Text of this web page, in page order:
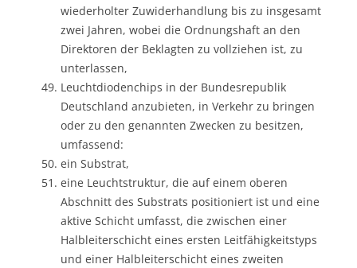
wiederholter Zuwiderhandlung bis zu insgesamt
zwei Jahren, wobei die Ordnungshaft an den
Direktoren der Beklagten zu vollziehen ist, zu
unterlassen,
Leuchtdiodenchips in der Bundesrepublik
Deutschland anzubieten, in Verkehr zu bringen
oder zu den genannten Zwecken zu besitzen,
umfassend:
ein Substrat,
eine Leuchtstruktur, die auf einem oberen
Abschnitt des Substrats positioniert ist und eine
aktive Schicht umfasst, die zwischen einer
Halbleiterschicht eines ersten Leitfähigkeitstyps
und einer Halbleiterschicht eines zweiten